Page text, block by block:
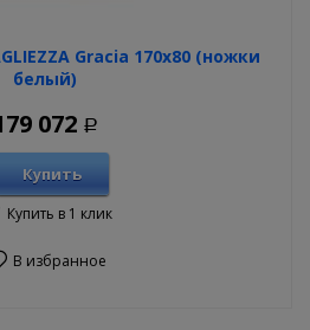
Gracia 170х80 (ножки
белый)
072 Р
Купить
Купить в 1 клик
В избранное